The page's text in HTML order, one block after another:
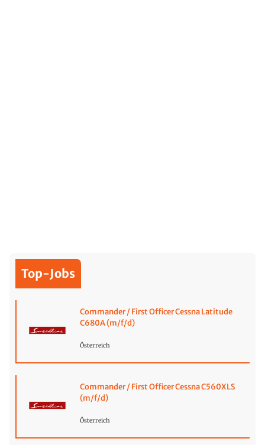
Top-Jobs
Commander / First Officer Cessna Latitude
C680A (m/f/d)
Österreich
Commander / First Officer Cessna C560XLS
(m/f/d)
Österreich